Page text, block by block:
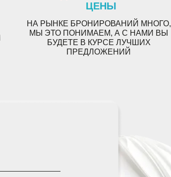
НА РЫНКЕ БРОНИРОВАНИЙ МНОГО,
МЫ ЭТО ПОНИМАЕМ, А С НАМИ ВЫ
БУДЕТЕ В КУРСЕ ЛУЧШИХ
ПРЕДЛОЖЕНИЙ
ЦЕНЫ